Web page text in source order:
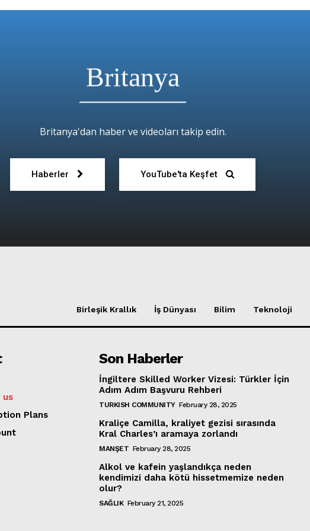
Britanya
Britanya'dan haber ve videoları takip edin.
Haberler YouTube'ta Keşfet
Birleşik Krallık İş Dünyası Bilim Teknoloji
us
Plans
Son Haberler
İngiltere Skilled Worker Vizesi: Türkler İçin
Adım Adım Başvuru Rehberi
TURKISH COMMUNITY February 28, 2025
Kraliçe Camilla, kraliyet gezisi sırasında
Kral Charles’ı aramaya zorlandı
MANŞET February 28, 2025
Alkol ve kafein yaşlandıkça neden
kendimizi daha kötü hissetmemize neden
olur?
SAĞLIK February 21, 2025